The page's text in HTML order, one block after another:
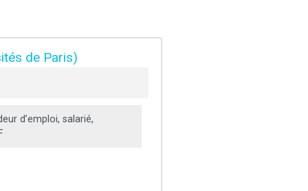
de Paris)
d’emploi, salarié,